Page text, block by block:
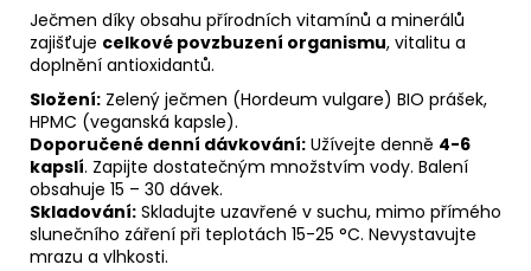
Ječmen díky obsahu přírodních vitamínů a minerálů
zajišťuje celkové povzbuzení organismu, vitalitu a
doplnění antioxidantů.
Složení: Zelený ječmen (Hordeum vulgare) BIO prášek,
HPMC (veganská kapsle).
Doporučené denní dávkování: Užívejte denně 4-6
kapslí. Zapijte dostatečným množstvím vody. Balení
obsahuje 15 – 30 dávek.
Skladování: Skladujte uzavřené v suchu, mimo přímého
slunečního záření při teplotách 15-25 °C. Nevystavujte
mrazu a vlhkosti.